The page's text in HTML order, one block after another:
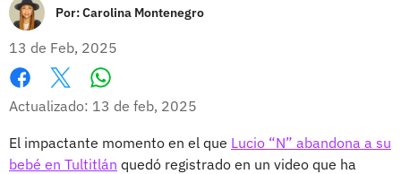
Por:Carolina Montenegro
13 de Feb, 2025
Facebook
X
Actualizado: 13 de feb, 2025
El impactante momento en el que Lucio “N” abandona a su
bebé en Tultitlán quedó registrado en un video que ha